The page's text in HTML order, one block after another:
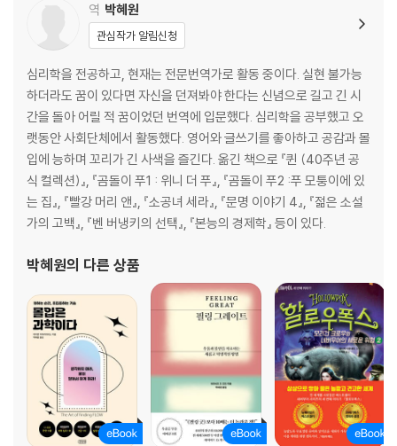
역 박혜원
관심작가 알림신청
심리학을 전공하고, 현재는 전문번역가로 활동 중이다. 실현 불가능
하더라도 꿈이 있다면 자신을 던져봐야 한다는 신념으로 길고 긴 시
간을 돌아 어릴 적 꿈이었던 번역에 입문했다. 심리학을 공부했고 오
랫동안 사회단체에서 활동했다. 영어와 글쓰기를 좋아하고 공감과 몰
입에 능하며 꼬리가 긴 사색을 즐긴다. 옮긴 책으로 『퀸 (40주년 공
식 컬렉션)』, 『곰돌이 푸1 : 위니 더 푸』, 『곰돌이 푸2 :푸 모퉁이에 있
는 집』, 『빨강 머리 앤』, 『소공녀 세라』, 『문명 이야기 4』, 『젊은 소설
가의 고백』, 『벤 버냉키의 선택』, 『본능의 경제학』 등이 있다.
박혜원의 다른 상품